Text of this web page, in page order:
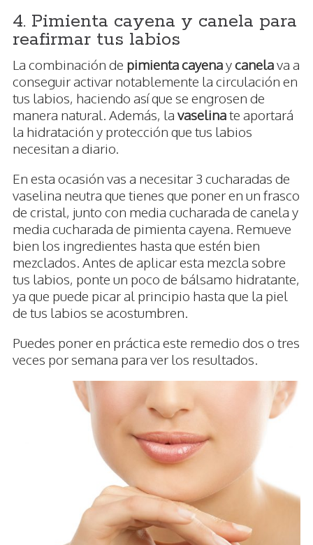
4. Pimienta cayena y canela para
reafirmar tus labios
La combinación de pimienta cayenaycanelava a
conseguir activar notablemente la circulación en
tus labios, haciendo así que se engrosen de
manera natural. Además, la vaselinate aportará
la hidratación y protección que tus labios
necesitan a diario.
En esta ocasión vas a necesitar 3 cucharadas de
vaselina neutra que tienes que poner en un frasco
de cristal, junto con media cucharada de canela y
media cucharada de pimienta cayena. Remueve
bien los ingredientes hasta que estén bien
mezclados. Antes de aplicar esta mezcla sobre
tus labios, ponte un poco de bálsamo hidratante,
ya que puede picar al principio hasta que la piel
de tus labios se acostumbren.
Puedes poner en práctica este remedio dos o tres
veces por semana para ver los resultados.